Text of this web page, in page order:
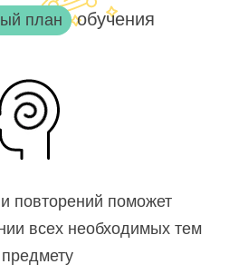
план обучения
повторений поможет
всех необходимых тем